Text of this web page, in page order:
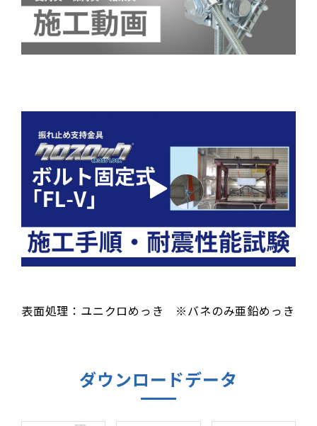
表面処理：ユニクロめっき ※バネのみ亜鉛めっき
ダウンロードデータ